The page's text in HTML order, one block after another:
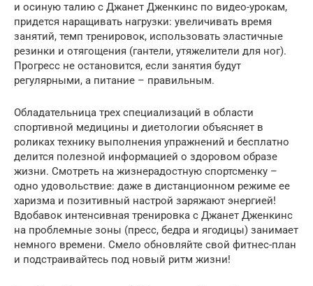
и осиную талию с Джанет Дженкинс по видео-урокам,
придется наращивать нагрузки: увеличивать время
занятий, темп тренировок, использовать эластичные
резинки и отягощения (гантели, утяжелители для ног).
Прогресс не остановится, если занятия будут
регулярными, а питание – правильным.
Обладательница трех специализаций в области
спортивной медицины и диетологии объясняет в
роликах технику выполнения упражнений и бесплатно
делится полезной информацией о здоровом образе
жизни. Смотреть на жизнерадостную спортсменку –
одно удовольствие: даже в дистанционном режиме ее
харизма и позитивный настрой заряжают энергией!
Вдобавок интенсивная тренировка с Джанет Дженкинс
на проблемные зоны (пресс, бедра и ягодицы) занимает
немного времени. Смело обновляйте свой фитнес-план
и подстраивайтесь под новый ритм жизни!